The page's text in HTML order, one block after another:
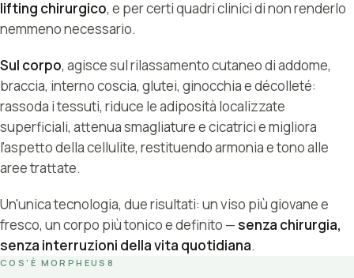
lifting chirurgico, e per certi quadri clinici di non renderlo
nemmeno necessario.
Sul corpo, agisce sul rilassamento cutaneo di addome,
braccia, interno coscia, glutei, ginocchia e décolleté:
rassoda i tessuti, riduce le adiposità localizzate
superficiali, attenua smagliature e cicatrici e migliora
l'aspetto della cellulite, restituendo armonia e tono alle
aree trattate.
Un'unica tecnologia, due risultati: un viso più giovane e
fresco, un corpo più tonico e definito —senza chirurgia,
senza interruzioni della vita quotidiana.
COS'È MORPHEUS8